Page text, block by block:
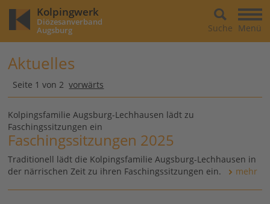
Kolpingwerk
Diözesanverband
Augsburg Menü
Suche
Aktuelles
Seite 1 von 2vorwärts
Kolpingsfamilie Augsburg-Lechhausen lädt zu
Faschingssitzungen ein
Faschingssitzungen 2025
Traditionell lädt die Kolpingsfamilie Augsburg-Lechhausen in
der närrischen Zeit zu ihren Faschingssitzungen ein.
mehr